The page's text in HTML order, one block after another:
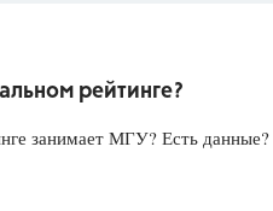
рейтинге?
занимает МГУ? Есть данные?